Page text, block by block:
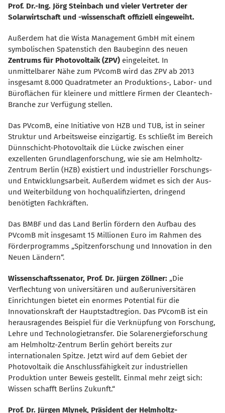
Prof. Dr.-Ing. Jörg Steinbach und vieler Vertreter der
Solarwirtschaft und -wissenschaft offiziell eingeweiht.
Außerdem hat die Wista Management GmbH mit einem
symbolischen Spatenstich den Baubeginn des neuen
Zentrums für Photovoltaik (ZPV) eingeleitet. In
unmittelbarer Nähe zum PVcomB wird das ZPV ab 2013
insgesamt 8.000 Quadratmeter an Produktions-, Labor- und
Büroflächen für kleinere und mittlere Firmen der Cleantech-
Branche zur Verfügung stellen.
Das PVcomB, eine Initiative von HZB und TUB, ist in seiner
Struktur und Arbeitsweise einzigartig. Es schließt im Bereich
Dünnschicht-Photovoltaik die Lücke zwischen einer
exzellenten Grundlagenforschung, wie sie am Helmholtz-
Zentrum Berlin (HZB) existiert und industrieller Forschungs-
und Entwicklungsarbeit. Außerdem widmet es sich der Aus-
und Weiterbildung von hochqualifizierten, dringend
benötigten Fachkräften.
Das BMBF und das Land Berlin fördern den Aufbau des
PVcomB mit insgesamt 15 Millionen Euro im Rahmen des
Förderprogramms „Spitzenforschung und Innovation in den
Neuen Ländern“.
Wissenschaftssenator, Prof. Dr. Jürgen Zöllner: Die
Verflechtung von universitären und außeruniversitären
Einrichtungen bietet ein enormes Potential für die
Innovationskraft der Hauptstadtregion. Das PVcomB ist ein
herausragendes Beispiel für die Verknüpfung von Forschung,
Lehre und Technologietransfer. Die Solarenergieforschung
am Helmholtz-Zentrum Berlin gehört bereits zur
internationalen Spitze. Jetzt wird auf dem Gebiet der
Photovoltaik die Anschlussfähigkeit zur industriellen
Produktion unter Beweis gestellt. Einmal mehr zeigt sich:
Wissen schafft Berlins Zukunft.“
Prof. Dr. Jürgen Mlynek, Präsident der Helmholtz-